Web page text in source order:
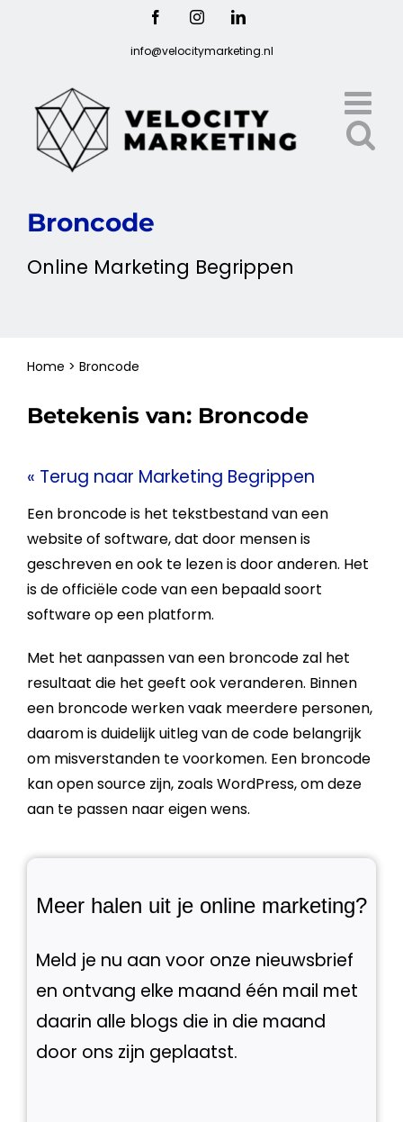
FacebookInstagramLinkedIn
info@velocitymarketing.nl
Broncode
Online Marketing Begrippen
Home > Broncode
Betekenis van: Broncode
« Terug naar Marketing Begrippen
Een broncodeis het tekstbestand van een
websiteof software, dat door mensen is
geschreven en ook te lezen is door anderen. Het
is de officiële code van een bepaald soort
software op een platform.
Met het aanpassen van een broncodezal het
resultaat die het geeft ook veranderen. Binnen
een broncodewerken vaak meerdere personen,
daarom is duidelijk uitleg van de code belangrijk
om misverstanden te voorkomen. Een broncode
kanopen sourcezijn, zoalsWordPress, om deze
aan te passen naar eigen wens.
Meer halen uit je online marketing?
Meld je nu aan voor onze nieuwsbrief
en ontvang elke maand één mail met
daarin alle blogs die in die maand
door ons zijn geplaatst.